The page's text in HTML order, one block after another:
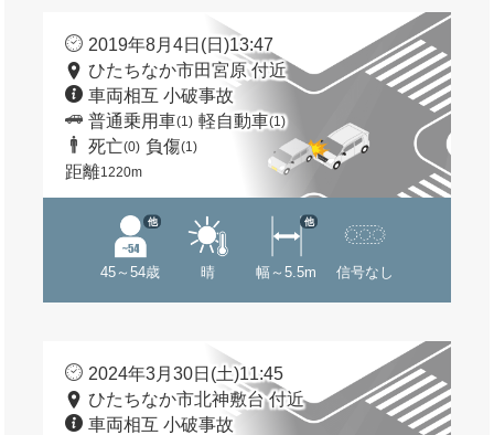
2019年8月4日(日)13:47
ひたちなか市田宮原 付近
車両相互 小破事故
普通乗用車(1) 軽自動車(1)
死亡(0) 負傷(1)
距離1220m
45～54歳
他
晴 幅～5.5m
他
信号なし
2024年3月30日(土)11:45
ひたちなか市北神敷台 付近
車両相互 小破事故